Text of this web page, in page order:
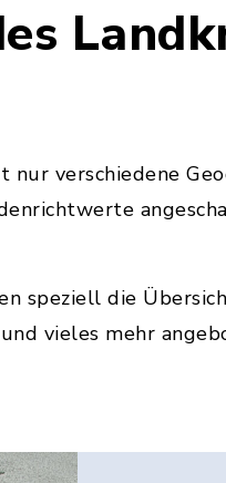
nur verschiedene
speziell die
vieles mehr